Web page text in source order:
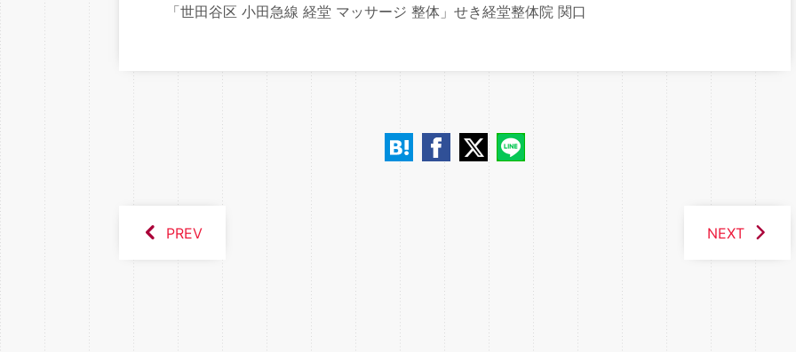
「世田谷区 小田急線 経堂 マッサージ 整体」せき経堂整体院 関口
PREV NEXT